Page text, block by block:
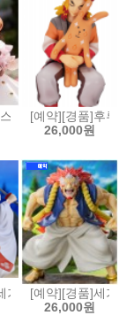
어사지 봄철 모니
박스 1/7 주문은
[예약][경품]후
26,000원
지로 피규어 투명
단 아이라 변신 피
가 이누야샤
[예약][경품]세
26,000원